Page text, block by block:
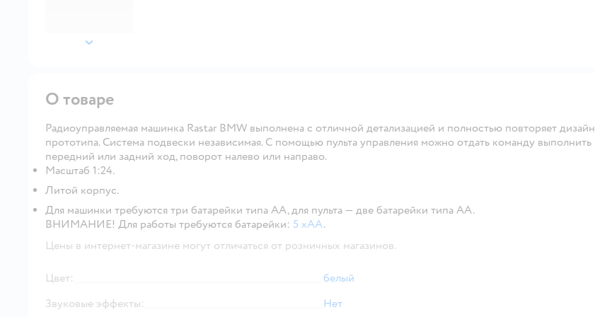
далее
О товаре
Радиоуправляемая машинка Rastar BMW выполнена с отличной детализацией и полностью повторяет дизайн
прототипа. Система подвески независимая. С помощью пульта управления можно отдать команду выполнить
передний или задний ход, поворот налево или направо.
Масштаб 1:24.
Литой корпус.
Для машинки требуются три батарейки типа АА, для пульта — две батарейки типа АА.
ВНИМАНИЕ! Для работы требуются батарейки: 5 xAA.
Цены в интернет-магазине могут отличаться от розничных магазинов.
Цвет:
белый
Звуковые эффекты:
Нет